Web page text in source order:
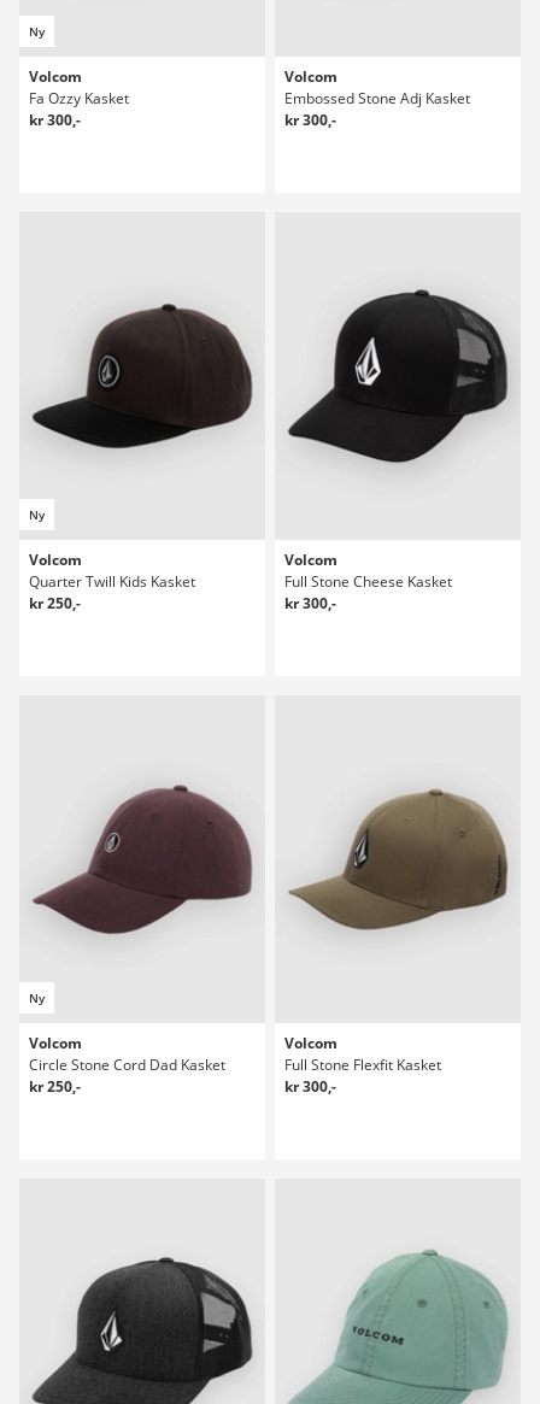
Ny
Volcom
Fa Ozzy Kasket
kr 300,-
Volcom
Embossed Stone Adj Kasket
kr 300,-
Ny
Volcom
Quarter Twill Kids Kasket
kr 250,-
Volcom
Full Stone Cheese Kasket
kr 300,-
Ny
Volcom
Circle Stone Cord Dad Kasket
kr 250,-
Volcom
Full Stone Flexfit Kasket
kr 300,-